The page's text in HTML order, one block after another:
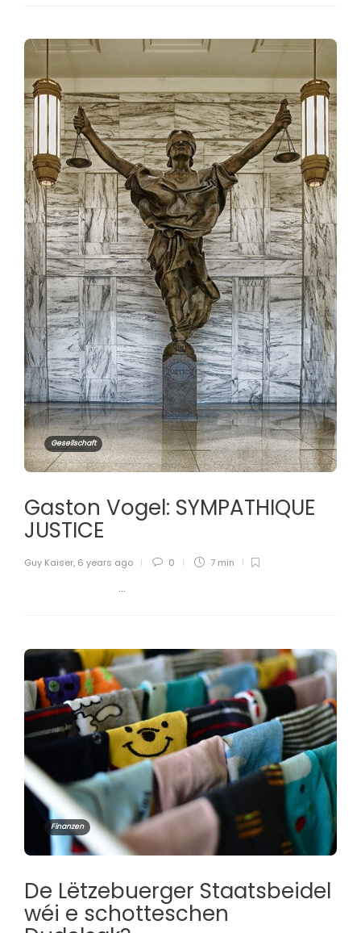
Gesellschaft
Gaston Vogel: SYMPATHIQUE
JUSTICE
Guy Kaiser, 6 years ago 0 7 min
...
Finanzen
De Lëtzebuerger Staatsbeidel
wéi e schotteschen